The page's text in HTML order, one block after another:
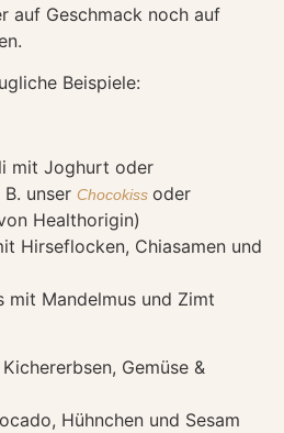
auf Geschmack noch auf
Beispiele:
mit Joghurt oder
unser Chocokiss oder
Healthorigin)
Hirseflocken, Chiasamen und
mit Mandelmus und Zimt
Gemüse &
Hühnchen und Sesam